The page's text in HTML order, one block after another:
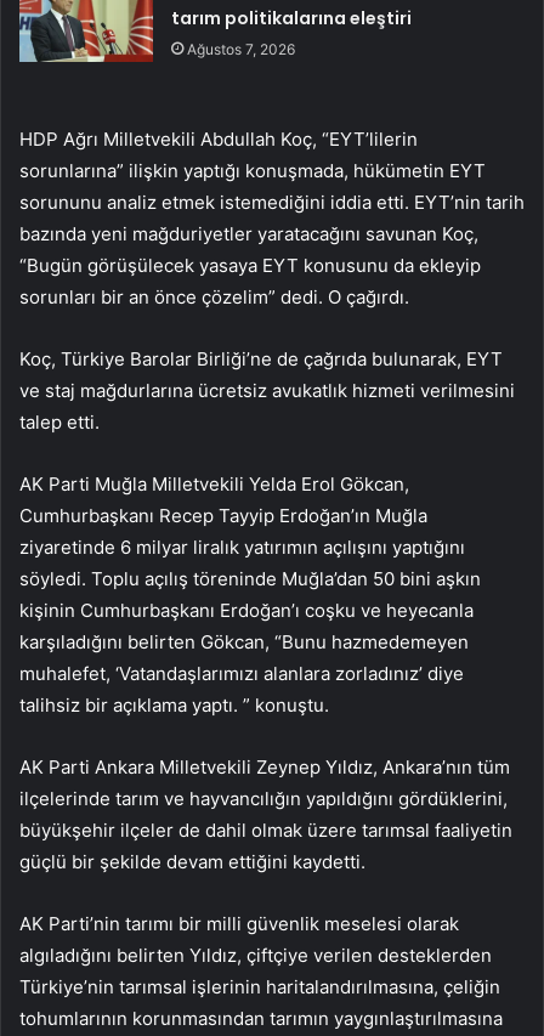
tarım politikalarına eleştiri
Ağustos 7, 2026
HDP Ağrı Milletvekili Abdullah Koç, “EYT’lilerin
sorunlarına” ilişkin yaptığı konuşmada, hükümetin EYT
sorununu analiz etmek istemediğini iddia etti. EYT’nin tarih
bazında yeni mağduriyetler yaratacağını savunan Koç,
“Bugün görüşülecek yasaya EYT konusunu da ekleyip
sorunları bir an önce çözelim” dedi. O çağırdı.
Koç, Türkiye Barolar Birliği’ne de çağrıda bulunarak, EYT
ve staj mağdurlarına ücretsiz avukatlık hizmeti verilmesini
talep etti.
AK Parti Muğla Milletvekili Yelda Erol Gökcan,
Cumhurbaşkanı Recep Tayyip Erdoğan’ın Muğla
ziyaretinde 6 milyar liralık yatırımın açılışını yaptığını
söyledi. Toplu açılış töreninde Muğla’dan 50 bini aşkın
kişinin Cumhurbaşkanı Erdoğan’ı coşku ve heyecanla
karşıladığını belirten Gökcan, “Bunu hazmedemeyen
muhalefet, ‘Vatandaşlarımızı alanlara zorladınız’ diye
talihsiz bir açıklama yaptı. ” konuştu.
AK Parti Ankara Milletvekili Zeynep Yıldız, Ankara’nın tüm
ilçelerinde tarım ve hayvancılığın yapıldığını gördüklerini,
büyükşehir ilçeler de dahil olmak üzere tarımsal faaliyetin
güçlü bir şekilde devam ettiğini kaydetti.
AK Parti’nin tarımı bir milli güvenlik meselesi olarak
algıladığını belirten Yıldız, çiftçiye verilen desteklerden
Türkiye’nin tarımsal işlerinin haritalandırılmasına, çeliğin
tohumlarının korunmasından tarımın yaygınlaştırılmasına